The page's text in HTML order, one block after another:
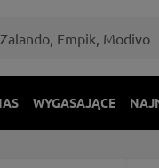
WYGASAJĄCE